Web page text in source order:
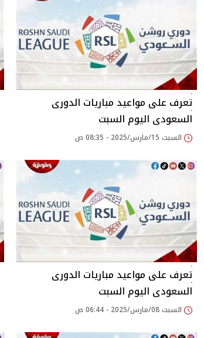
تعرف على مواعيد مباريات الدورى
السعودى اليوم السبت
السبت 15/مارس/2025 - 08:35 ص
تعرف على مواعيد مباريات الدورى
السعودى اليوم السبت
السبت 08/مارس/2025 - 06:44 ص